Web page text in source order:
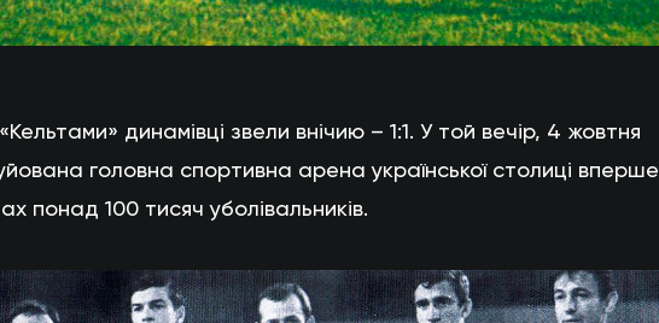
динамівці звели внічию – 1:1. У той вечір, 4 жовтня
головна спортивна арена української столиці вперше
понад 100 тисяч уболівальників.